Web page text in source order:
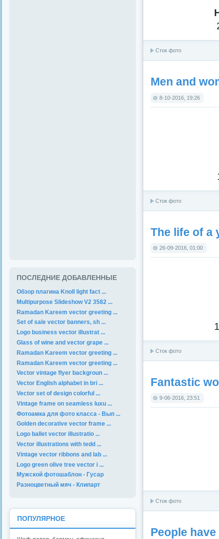
Сток фото
Men and
8-10-2016, 19:26
Сток фото
The life of a
26-09-2016, 01:00
Сток фото
Fantastic
9-06-2016, 23:51
Сток фото
People
ПОСЛЕДНИЕ ДОБАВЛЕННЫЕ
Обзор плагина Knoll light fact ...
Multipurpose Slideshow V2 3582 ...
Ramadan Kareem vector greeting ...
Set of sale vector banners, sh ...
Logo business vector illustrat ...
Glass of wine and vector grape ...
Ramadan Kareem vector greeting ...
Ramadan Kareem vector greeting ...
Vector vintage flyer backgroun ...
Vector English alphabet in bri ...
Vector set of design colorful ...
Vintage frame on seamless luxu ...
Фотоамка для фото класса - Вып ...
Golden decorative vector frame ...
Logo ballet vector illustratio ...
Vector illustrations with tedd ...
Vintage vector ribbons and lab ...
Logo green olive tree vector i ...
Мужской фотошаблон - Гусар
Разноцветный мяч - Клипарт
ПОПУЛЯРНОЕ